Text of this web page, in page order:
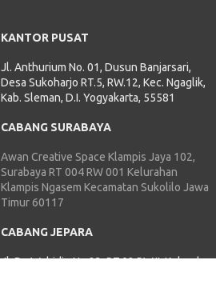
KANTOR PUSAT
Jl. Anthurium No. 01, Dusun Banjarsari,
Desa Sukoharjo RT.5, RW.12, Kec. Ngaglik,
Kab. Sleman, D.I. Yogyakarta, 55581
CABANG SURABAYA
Awan Creative Space Klampis Jaya 102,
Surabaya RT 004 RW 001 Kelurahan
Klampis Ngasem Kecamatan Sukolilo Jawa
Timur 60117
CABANG JEPARA
Jl. Dr. Wahidin No.23, RT.02 RW.II, Kelurahan